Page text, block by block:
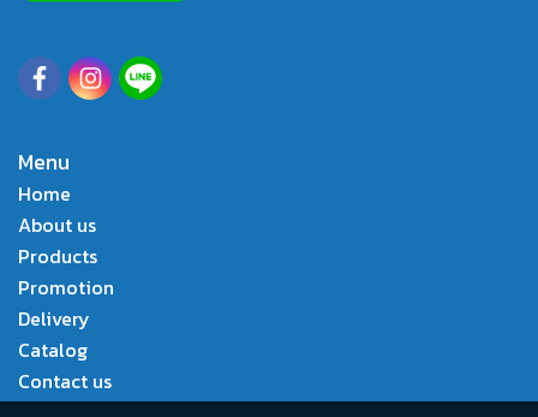
Menu
Home
About us
Products
Promotion
Delivery
Catalog
Contact us